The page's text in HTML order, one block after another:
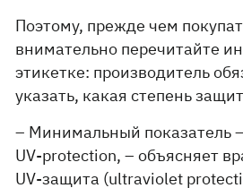
Поэтому, прежде чем
внимательно перечитайте
этикетке: производитель
указать, какая степень
– Минимальный показатель
UV-protection, – объясняет
UV-защита (ultraviolet